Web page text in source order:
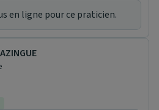
en ligne pour ce praticien.